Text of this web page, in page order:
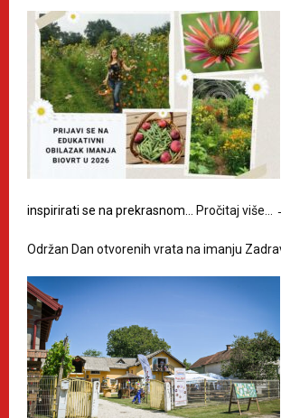
inspirirati se na prekrasnom…
Pročitaj više…
Održan Dan otvorenih vrata na imanju